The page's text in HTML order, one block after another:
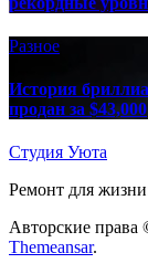
Разное
История
продан за $43,000
Студия Уюта
Ремонт для
Авторские
Themeansar.